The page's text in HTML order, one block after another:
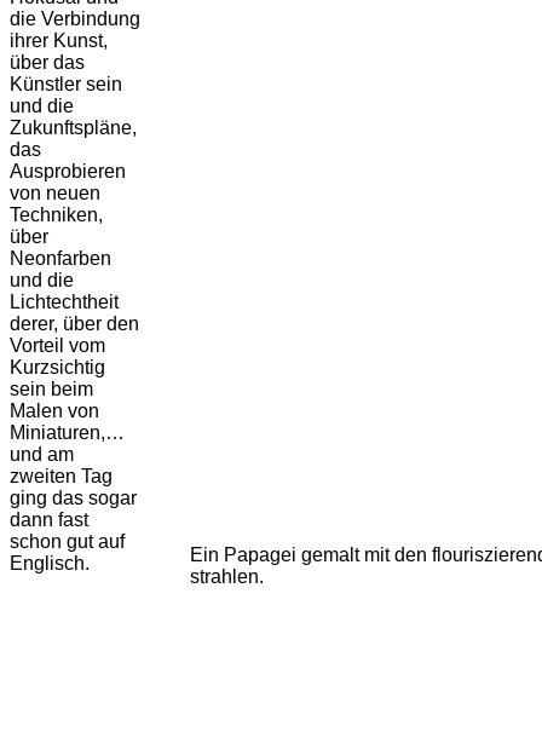
die Verbindung
ihrer Kunst,
über das
Künstler sein
und die
Zukunftspläne,
das
Ausprobieren
von neuen
Techniken,
über
Neonfarben
und die
Lichtechtheit
derer, über den
Vorteil vom
Kurzsichtig
sein beim
Malen von
Miniaturen,…
und am
zweiten Tag
ging das sogar
dann fast
schon gut auf
Englisch.
Ein Papagei gemalt mit den
strahlen.